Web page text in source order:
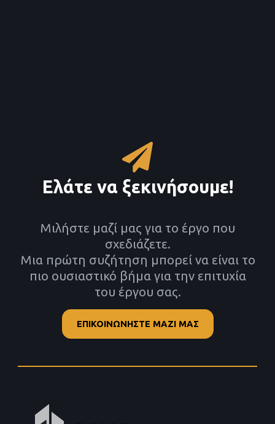
Ελάτε να ξεκινήσουμε!
Μιλήστε μαζί μας για το έργο που
σχεδιάζετε.​
Μια πρώτη συζήτηση μπορεί να είναι το
πιο ουσιαστικό βήμα για την επιτυχία
του έργου σας.
ΕΠΙΚΟΙΝΩΝΗΣΤΕ ΜΑΖΙ ΜΑΣ